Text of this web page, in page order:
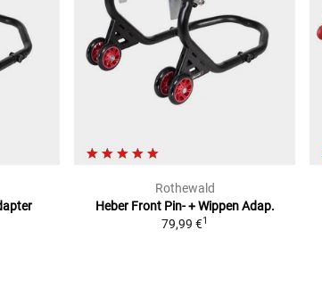
Rothewald
Heber Front Pin- + Wippen Adap.
79,99 €1